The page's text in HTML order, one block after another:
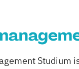
Studium